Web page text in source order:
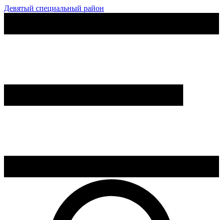
Девятый специальный район